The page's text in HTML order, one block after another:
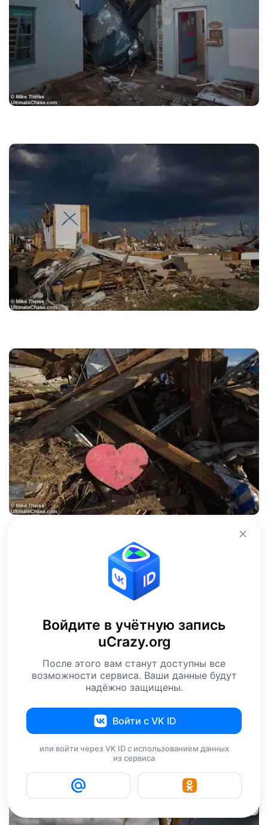
Войдите в учётную запись
uCrazy.org
После этого вам станут доступны все
возможности сервиса. Ваши данные будут
надёжно защищены.
Войти с VK ID
или войти через VK ID с использованием данных
из сервиса